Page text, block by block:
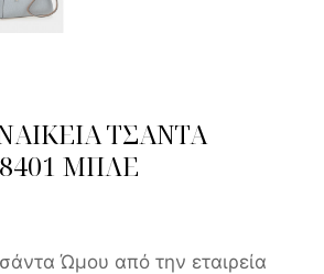
ΤΣΑΝΤΑ
8401 ΜΠΛΕ
Ώμου από την εταιρεία